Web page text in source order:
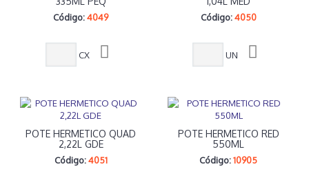
Código:4049
CX
Código: 4050
UN
POTE HERMETICO QUAD
2,22L GDE
Código: 4051
POTE HERMETICO RED
550ML
Código:10905